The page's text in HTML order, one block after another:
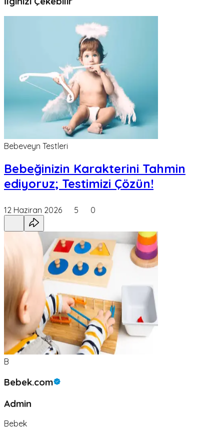
Bebeveyn Testleri
Bebeğinizin Karakterini Tahmin
ediyoruz; Testimizi Çözün!
12 Haziran 2026 5 0
B
Bebek.com
Admin
Bebek